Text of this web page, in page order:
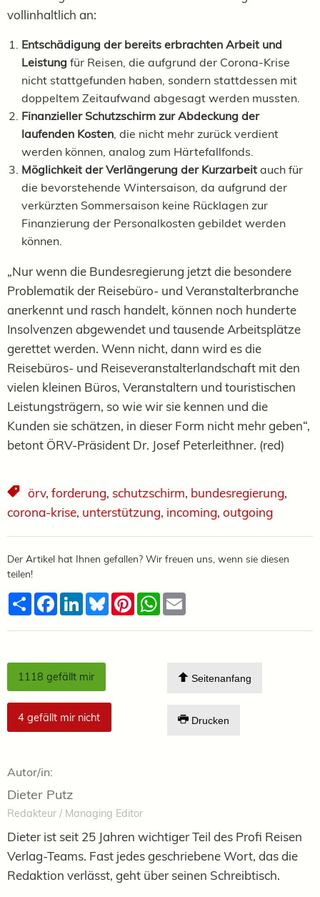
vollinhaltlich an:
Entschädigung der bereits erbrachten Arbeit und
Leistung für Reisen, die aufgrund der Corona-Krise
nicht stattgefunden haben, sondern stattdessen mit
doppeltem Zeitaufwand abgesagt werden mussten.
Finanzieller Schutzschirm zur Abdeckung der
laufenden Kosten , die nicht mehr zurück verdient
werden können, analog zum Härtefallfonds.
Möglichkeit der Verlängerung der Kurzarbeit auch für
die bevorstehende Wintersaison, da aufgrund der
verkürzten Sommersaison keine Rücklagen zur
Finanzierung der Personalkosten gebildet werden
können.
„Nur wenn die Bundesregierung jetzt die besondere
Problematik der Reisebüro- und Veranstalterbranche
anerkennt und rasch handelt, können noch hunderte
Insolvenzen abgewendet und tausende Arbeitsplätze
gerettet werden. Wenn nicht, dann wird es die
Reisebüros- und Reiseveranstalterlandschaft mit den
vielen kleinen Büros, Veranstaltern und touristischen
Leistungsträgern, so wie wir sie kennen und die
Kunden sie schätzen, in dieser Form nicht mehr geben“,
betont ÖRV-Präsident Dr. Josef Peterleithner. (red)
örv, forderung, schutzschirm, bundesregierung,
corona-krise, unterstützung, incoming, outgoing
Der Artikel hat Ihnen gefallen? Wir freuen uns, wenn sie diesen
teilen!
TeilenFacebook
LinkedInBlueskyPinterestWhatsApp
1118 gefällt mir
4 gefällt mir nicht
Seitenanfang
Drucken
Autor/in:
Dieter Putz
Redakteur / Managing Editor
Dieter ist seit 25 Jahren wichtiger Teil des Profi Reisen
Verlag-Teams. Fast jedes geschriebene Wort, das die
Redaktion verlässt, geht über seinen Schreibtisch.